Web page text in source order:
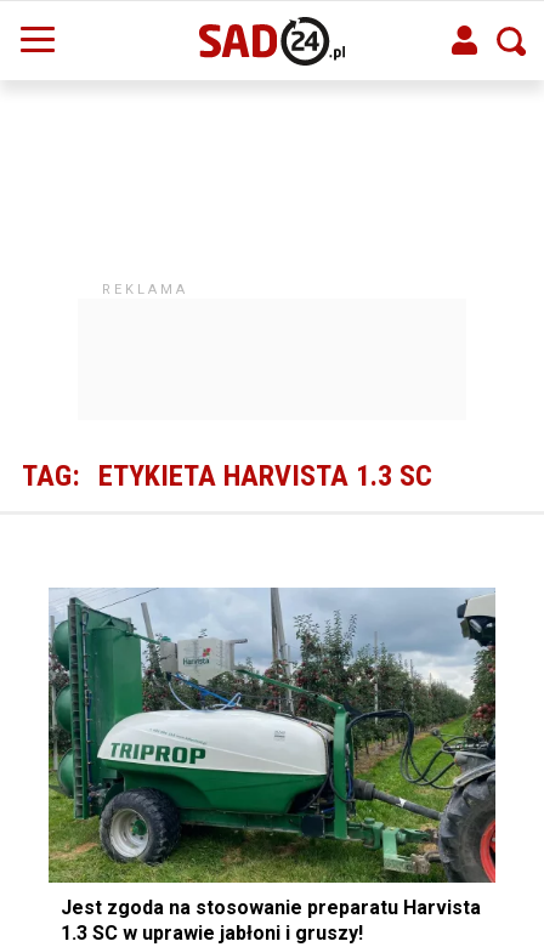
TAG: ETYKIETA HARVISTA 1.3 SC
Jest zgoda na stosowanie preparatu Harvista
1.3 SC w uprawie jabłoni i gruszy!